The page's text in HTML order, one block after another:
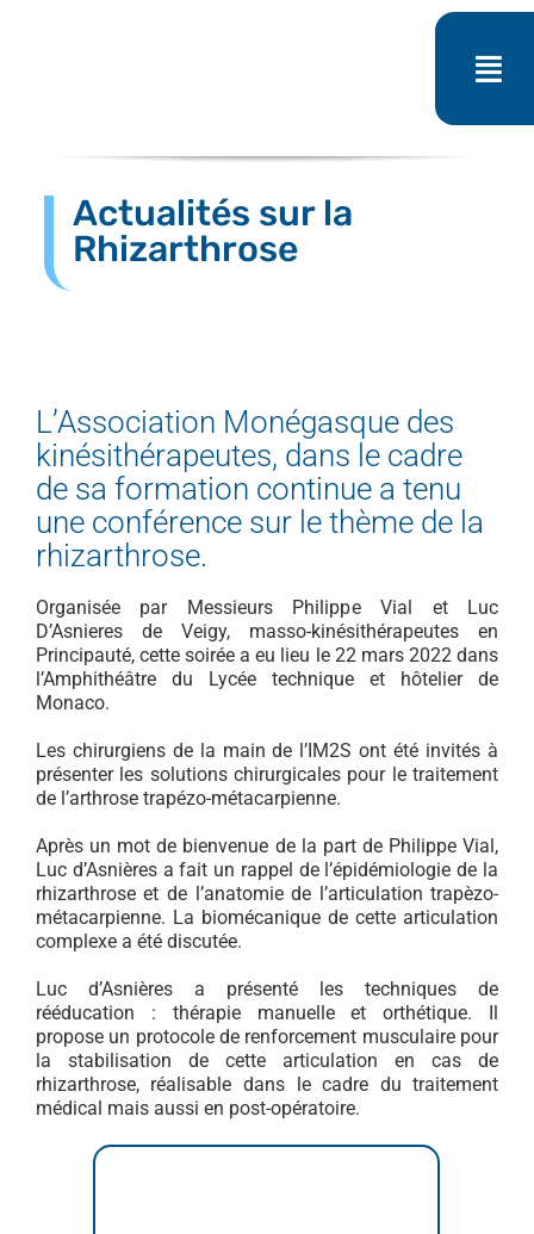
Actualités sur la
Rhizarthrose
L’Association Monégasque des
kinésithérapeutes, dans le cadre
de sa formation continue a tenu
une conférence sur le thème de la
rhizarthrose.
Organisée par Messieurs Philippe Vial et Luc
D’Asnieres de Veigy, masso-kinésithérapeutes en
Principauté, cette soirée a eu lieu le 22 mars 2022 dans
l’Amphithéâtre du Lycée technique et hôtelier de
Monaco.
Les chirurgiens de la main de l’IM2S ont été invités à
présenter les solutions chirurgicales pour le traitement
de l’arthrose trapézo-métacarpienne.
Après un mot de bienvenue de la part de Philippe Vial,
Luc d’Asnières a fait un rappel de l’épidémiologie de la
rhizarthrose et de l’anatomie de l’articulation trapèzo-
métacarpienne. La biomécanique de cette articulation
complexe a été discutée.
Luc d’Asnières a présenté les techniques de
rééducation : thérapie manuelle et orthétique. Il
propose un protocole de renforcement musculaire pour
la stabilisation de cette articulation en cas de
rhizarthrose, réalisable dans le cadre du traitement
médical mais aussi en post-opératoire.